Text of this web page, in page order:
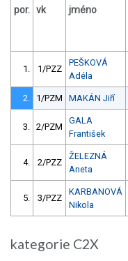
por. vk jméno
1. 1/PZZ
PEŠKOVÁ
Adéla
2. 1/PZM MAKÁN Jiří
3. 2/PZM
GALA
František
4. 2/PZZ
ŽELEZNÁ
Aneta
5. 3/PZZ
KARBANOVÁ
Nikola
kategorie C2X